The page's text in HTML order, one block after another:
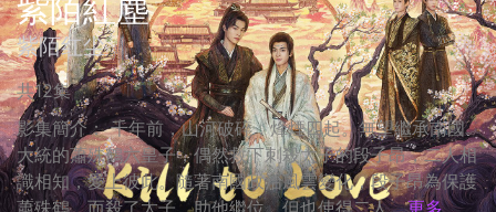
紫陌紅塵
紫陌红尘
共12集
影集簡介： 千年前，山河破碎，烽煙四起。無望繼承南國
大統的蕭殊鶴六皇子，偶然救下刺殺太子的段子昂，二人相
識相知，愛上彼此。隨著南國政治風雲變化，段子昂為保護
蕭殊鶴，而殺了太子、助他繼位，但也使得二人... 更多